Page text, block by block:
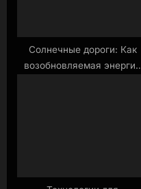
Солнечные дороги: Как
возобновляемая энергия